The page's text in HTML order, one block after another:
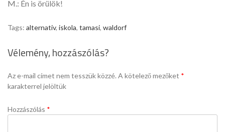
M.: Én is örülök!
Tags: alternativ, iskola, tamasi, waldorf
Vélemény, hozzászólás?
Az e-mail címet nem tesszük közzé. A kötelező mezőket *
karakterrel jelöltük
Hozzászólás *